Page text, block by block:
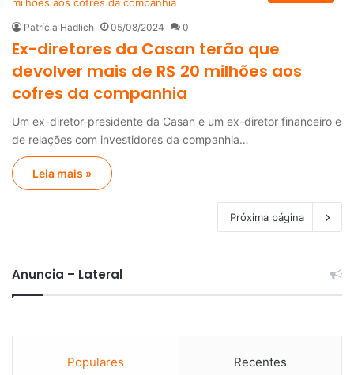
Patrícia Hadlich 05/08/2024 0
Ex-diretores da Casan terão que
devolver mais de R$ 20 milhões aos
cofres da companhia
Um ex-diretor-presidente da Casan e um ex-diretor financeiro e
de relações com investidores da companhia…
Leia mais »
Próxima página
Anuncia – Lateral
Populares Recentes